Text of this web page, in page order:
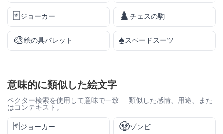
🃏ジョーカー ♟️ チェスの駒
🎨絵の具パレット ♠️スペードスーツ
意味的に類似した絵文字
ベクター検索を使用して意味で一致 — 類似した感情、用途、また
はコンテキスト。
🃏ジョーカー 🧟ゾンビ